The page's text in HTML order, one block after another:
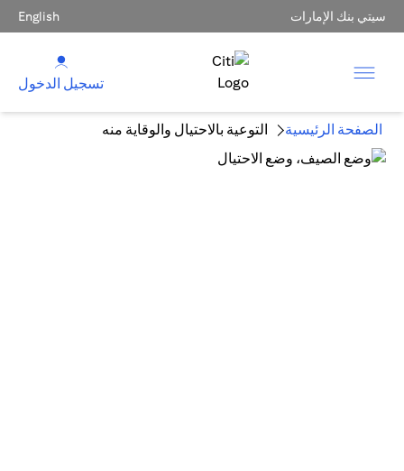
سيتي بنك الإمارات English
تسجيل الدخول
الصفحة الرئيسية التوعية بالاحتيال والوقاية منه